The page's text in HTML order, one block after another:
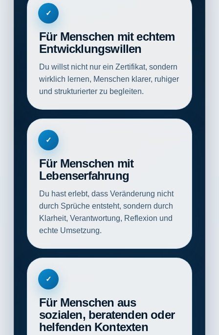
✓
Für Menschen mit echtem
Entwicklungswillen
Du willst nicht nur ein Zertifikat, sondern
wirklich lernen, Menschen klarer, ruhiger
und strukturierter zu begleiten.
✓
Für Menschen mit
Lebenserfahrung
Du hast erlebt, dass Veränderung nicht
durch Sprüche entsteht, sondern durch
Klarheit, Verantwortung, Reflexion und
echte Umsetzung.
✓
Für Menschen aus
sozialen, beratenden oder
helfenden Kontexten